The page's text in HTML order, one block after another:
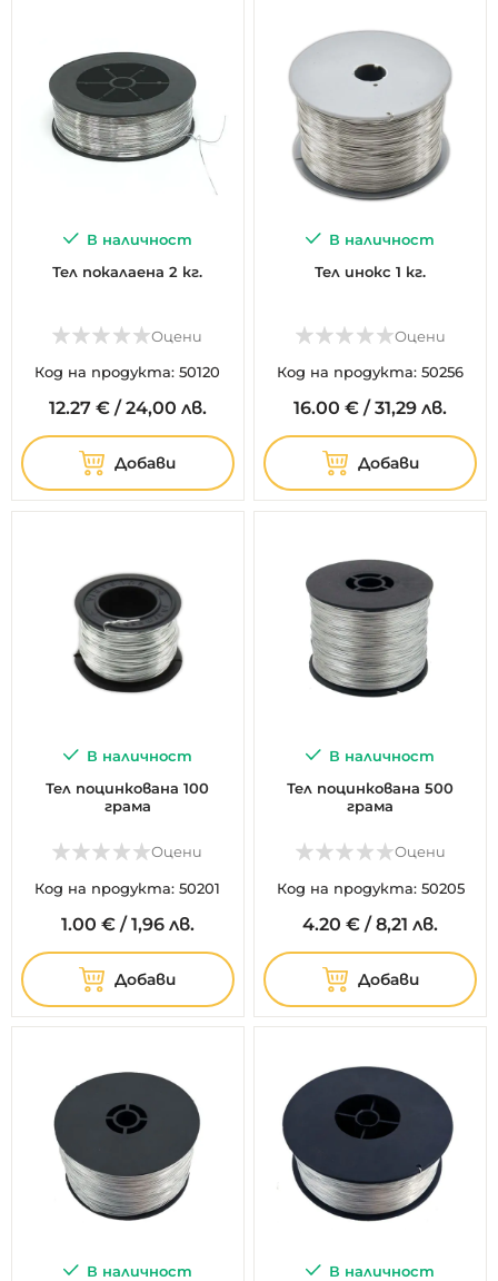
В наличност
Тел покалаена 2 кг.
Оцени
Код на продукта: 50120
12.27 €/ 24,00 лв.
Добави
В наличност
Тел инокс 1 кг.
Оцени
Код на продукта: 50256
16.00 € /31,29 лв.
Добави
В наличност
Тел поцинкована 100
грама
Оцени
Код на продукта: 50201
1.00 €/1,96 лв.
Добави
В наличност
Тел поцинкована 500
грама
Оцени
Код на продукта: 50205
4.20 € /8,21 лв.
Добави
В наличност
В наличност